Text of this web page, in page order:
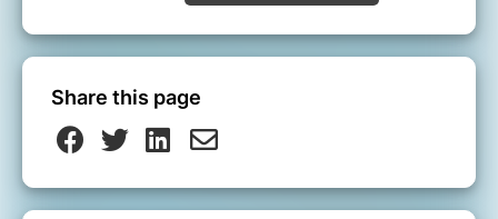
Share this page